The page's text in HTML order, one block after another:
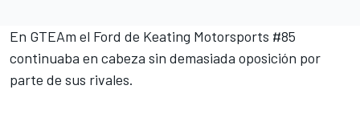
En GTEAm el Ford de Keating Motorsports #85
continuaba en cabeza sin demasiada oposición por
parte de sus rivales.